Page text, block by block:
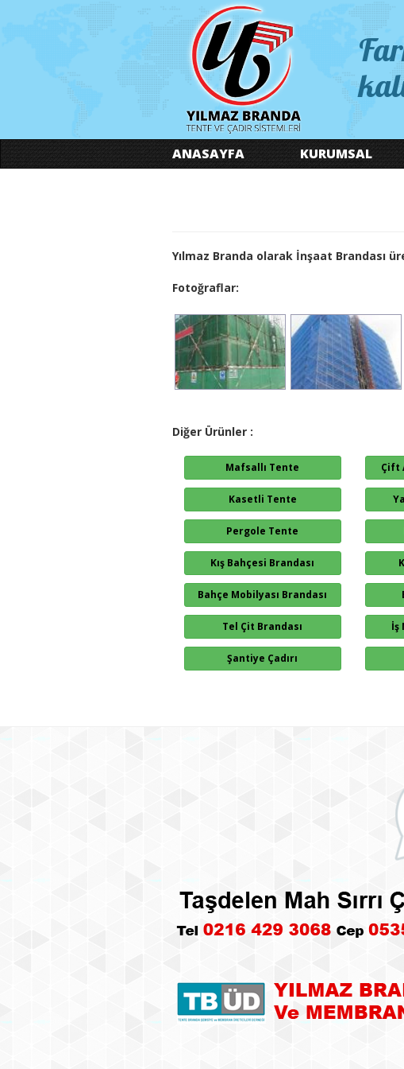
ANASAYFA KURUMSAL
Yılmaz Branda olarak İnşaat Brandası
Fotoğraflar:
Diğer Ürünler :
Mafsallı Tente Çift
Kasetli Tente
Pergole Tente
Kış Bahçesi Brandası
Bahçe Mobilyası Brandası
Tel Çit Brandası İş
Şantiye Çadırı